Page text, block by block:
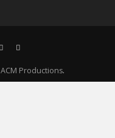
ACM Productions.